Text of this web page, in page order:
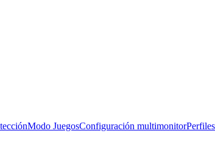
Modo JuegosConfiguración multimonitor